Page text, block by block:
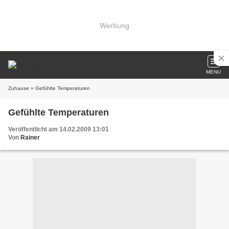
Werbung
MENU
Zuhause » Gefühlte Temperaturen
Gefühlte Temperaturen
Veröffentlicht am 14.02.2009 13:01
Von Rainer